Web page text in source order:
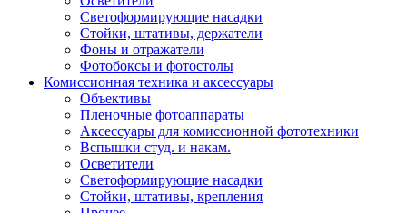
Светоформирующие насадки
Стойки, штативы, держатели
Фоны и отражатели
Фотобоксы и фотостолы
Комиссионная техника и аксессуары
Объективы
Пленочные фотоаппараты
Аксессуары для комиссионной фототехники
Вспышки студ. и накам.
Осветители
Светоформирующие насадки
Стойки, штативы, крепления